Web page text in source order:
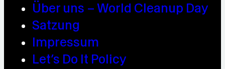
Über uns – World Cleanup Day
Satzung
Impressum
Let’s Do It Policy